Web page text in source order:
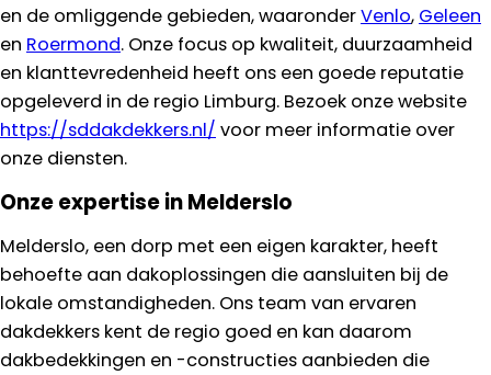
en de omliggende gebieden, waaronderVenlo, Geleen
en Roermond. Onze focus op kwaliteit, duurzaamheid
en klanttevredenheid heeft ons een goede reputatie
opgeleverd in de regio Limburg. Bezoek onze website
https://sddakdekkers.nl/ voor meer informatie over
onze diensten.
Onze expertise in Melderslo
Melderslo, een dorp met een eigen karakter, heeft
behoefte aan dakoplossingen die aansluiten bij de
lokale omstandigheden. Ons team van ervaren
dakdekkers kent de regio goed en kan daarom
dakbedekkingen en -constructies aanbieden die